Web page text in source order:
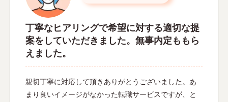
丁寧なヒアリングで希望に対する適切な提
案をしていただきました。無事内定ももら
えました。
親切丁寧に対応して頂きありがとうございました。あ
まり良いイメージがなかった転職サービスですが、と